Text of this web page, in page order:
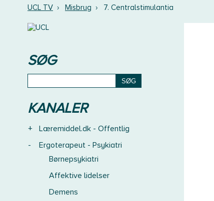
UCL TV › Misbrug › 7. Centralstimulantia
SØG
KANALER
+
Læremiddel.dk - Offentlig
-
Ergoterapeut - Psykiatri
Børnepsykiatri
Affektive lidelser
Demens